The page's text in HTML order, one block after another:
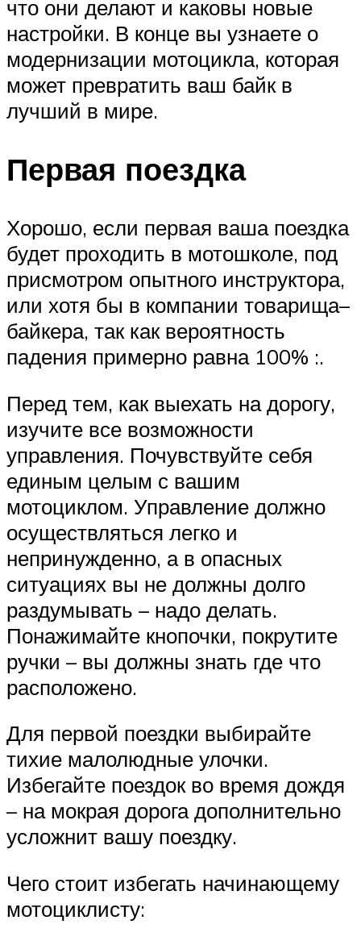
что они делают и каковы новые
настройки. В конце вы узнаете о
модернизации мотоцикла, которая
может превратить ваш байк в
лучший в мире.
Первая поездка
Хорошо, если первая ваша поездка
будет проходить в мотошколе, под
присмотром опытного инструктора,
или хотя бы в компании товарища–
байкера, так как вероятность
падения примерно равна 100% :.
Перед тем, как выехать на дорогу,
изучите все возможности
управления. Почувствуйте себя
единым целым с вашим
мотоциклом. Управление должно
осуществляться легко и
непринужденно, а в опасных
ситуациях вы не должны долго
раздумывать – надо делать.
Понажимайте кнопочки, покрутите
ручки – вы должны знать где что
расположено.
Для первой поездки выбирайте
тихие малолюдные улочки.
Избегайте поездок во время дождя
– на мокрая дорога дополнительно
усложнит вашу поездку.
Чего стоит избегать начинающему
мотоциклисту: